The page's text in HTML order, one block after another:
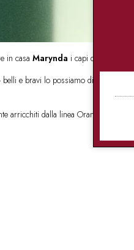
in casa Marynda i capi di
belli e bravi lo possiamo dire?
arricchiti dalla linea Orange,